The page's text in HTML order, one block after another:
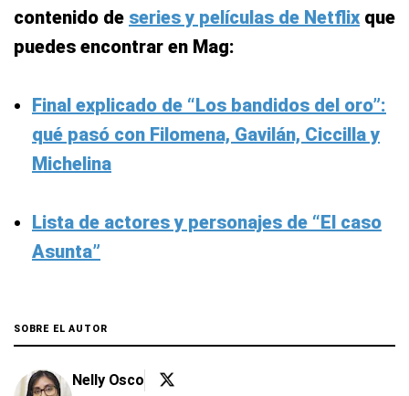
contenido de series y películas de Netflix que
puedes encontrar en Mag:
Final explicado de “Los bandidos del oro”:
qué pasó con Filomena, Gavilán, Ciccilla y
Michelina
Lista de actores y personajes de “El caso
Asunta”
SOBRE EL AUTOR
Nelly Osco